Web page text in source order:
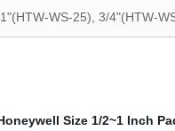
1"(HTW-WS-25), 3/4"(HTW-